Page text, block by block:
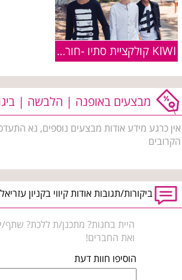
KIWI קולקציית סתיו -חורף 2018/19
מבצעים באופנה | הלבשה |
אין כרגע מידע אודות מבצעים נוספים, נא
הקרובים
ביקורות/תגובות אודות קיווי בקניון
היית בחנות? מתכנן/ת ללכת? שתף/י
ואת החברים!
הוסיפו חוות דעת